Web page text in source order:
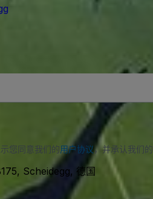
您同意我们的用户协议，并承认我们的
Scheidegg, 德国